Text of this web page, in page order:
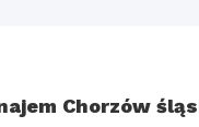
Chorzów